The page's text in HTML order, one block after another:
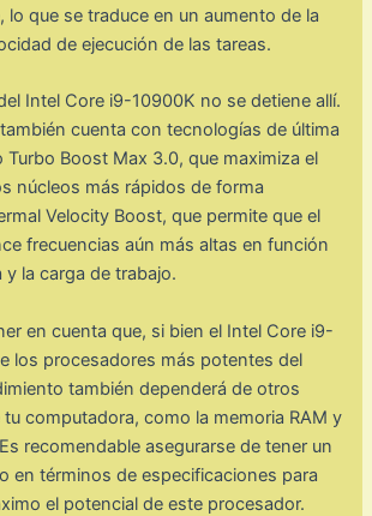
lo que se traduce en un aumento de la
de ejecución de las tareas.
Intel Core i9-10900K no se detiene allí.
cuenta con tecnologías de última
Boost Max 3.0, que maximiza el
núcleos más rápidos de forma
Velocity Boost, que permite que el
frecuencias aún más altas en función
y la carga de trabajo.
en cuenta que, si bien el Intel Core i9-
los procesadores más potentes del
también dependerá de otros
computadora, como la memoria RAM y
recomendable asegurarse de tener un
en términos de especificaciones para
el potencial de este procesador.